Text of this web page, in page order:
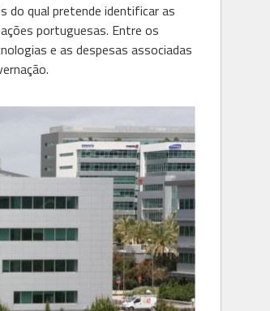
do qual pretende identificar as
portuguesas. Entre os
e as despesas associadas